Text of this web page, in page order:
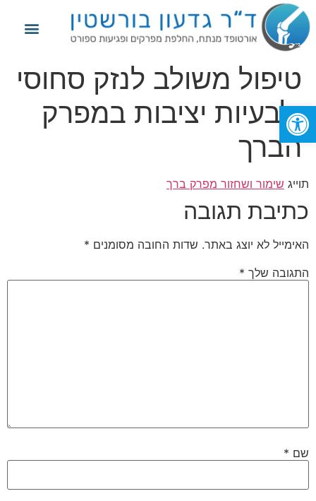
פתח סרגל נגישות
טיפול משולב לנזק סחוסי
ולבעיות יציבות במפרק
הברך
תוייג שימור ושחזור מפרק ברך
כתיבת תגובה
האימייל לא יוצג באתר. שדות החובה מסומנים *
התגובה שלך *
שם *